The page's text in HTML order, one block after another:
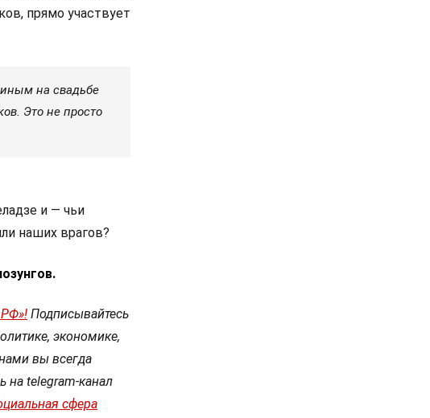
прямо участвует
на свадьбе
Это не просто
и — чьи
наших врагов?
Подписывайтесь
экономике,
вы всегда
на telegram-канал
сфера